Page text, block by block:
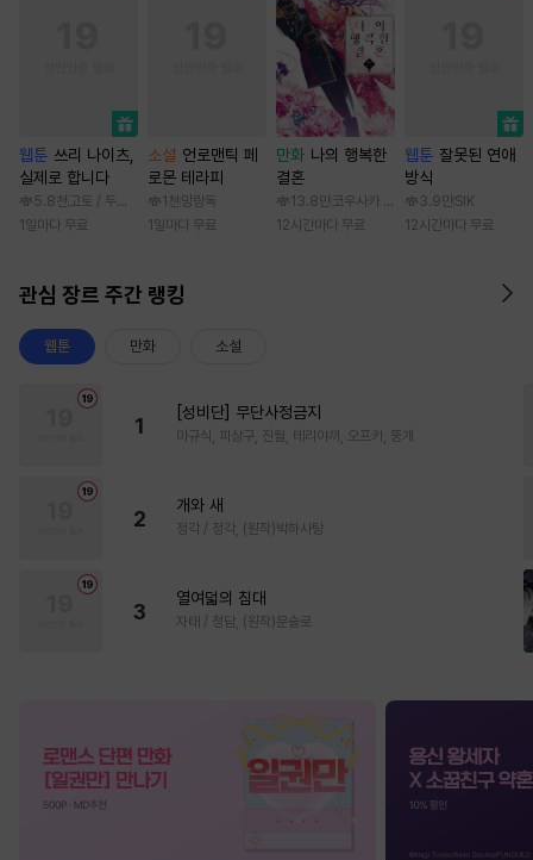
웹툰 쓰리 나이츠,
실제로 합니다
5.8천 고토 / 두나래
1일마다 무료
소설 언로맨틱 페
로몬 테라피
1천 망랑독
1일마다 무료
만화 나의 행복한
결혼
13.8만 코우사카 리토 / 아기토기 아쿠미
12시간마다 무료
웹툰 잘못된 연애
방식
3.9만 SIK
12시간마다 무료
관심 장르 주간 랭킹
웹툰 만화 소설
1
[성비단] 무단사정금지
마규식, 피상구, 진월, 테리야끼, 오프카, 뚱개
2
개와 새
정각 / 정각, (원작)박하사탕
3
열여덟의 침대
자태 / 청담, (원작)문슬로